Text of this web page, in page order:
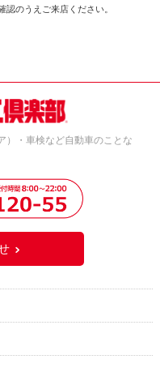
のうえご来店ください。
）・車検など自動車のことな